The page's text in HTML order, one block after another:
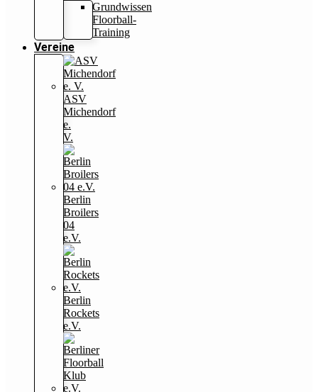
Grundwissen
Floorball-
Training
Vereine
ASV
Michendorf
e.
V.
Berlin
Broilers
04
e.V.
Berlin
Rockets
e.V.